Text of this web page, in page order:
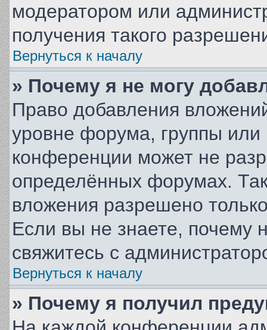
модератором или
получения такого
Вернуться к началу
» Почему я не могу
Право добавления
уровне форума, группы или
конференции может не
определённых форумах.
вложения разрешено
Если вы не знаете, почему
свяжитесь с
Вернуться к началу
» Почему я получил